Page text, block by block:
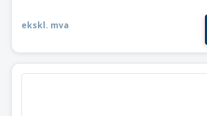
ekskl. mva